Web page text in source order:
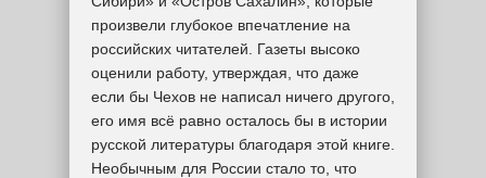
произвели глубокое впечатление на
российских читателей. Газеты высоко
оценили работу, утверждая, что даже
если бы Чехов не написал ничего другого,
его имя всё равно осталось бы в истории
русской литературы благодаря этой книге.
Необычным для России стало то, что